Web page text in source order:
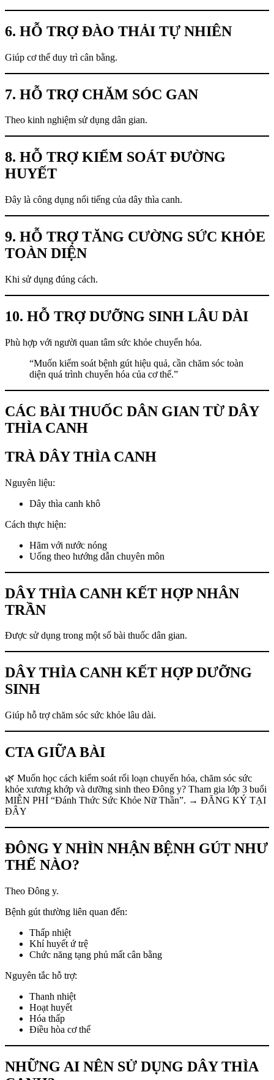
6. HỖ TRỢ ĐÀO THẢI TỰ NHIÊN
Giúp cơ thể duy trì cân bằng.
7. HỖ TRỢ CHĂM SÓC GAN
Theo kinh nghiệm sử dụng dân gian.
8. HỖ TRỢ KIỂM SOÁT ĐƯỜNG
HUYẾT
Đây là công dụng nổi tiếng của dây thìa canh.
9. HỖ TRỢ TĂNG CƯỜNG SỨC KHỎE
TOÀN DIỆN
Khi sử dụng đúng cách.
10. HỖ TRỢ DƯỠNG SINH LÂU DÀI
Phù hợp với người quan tâm sức khỏe chuyển hóa.
“Muốn kiểm soát bệnh gút hiệu quả, cần chăm sóc toàn
diện quá trình chuyển hóa của cơ thể.”
CÁC BÀI THUỐC DÂN GIAN TỪ DÂY
THÌA CANH
TRÀ DÂY THÌA CANH
Nguyên liệu:
Dây thìa canh khô
Cách thực hiện:
Hãm với nước nóng
Uống theo hướng dẫn chuyên môn
DÂY THÌA CANH KẾT HỢP NHÂN
TRẦN
Được sử dụng trong một số bài thuốc dân gian.
DÂY THÌA CANH KẾT HỢP DƯỠNG
SINH
Giúp hỗ trợ chăm sóc sức khỏe lâu dài.
CTA GIỮA BÀI
🌿 Muốn học cách kiểm soát rối loạn chuyển hóa, chăm sóc sức
khỏe xương khớp và dưỡng sinh theo Đông y? Tham gia lớp 3 buổi
MIỄN PHÍ “Đánh Thức Sức Khỏe Nữ Thần”. → ĐĂNG KÝ TẠI
ĐÂY
ĐÔNG Y NHÌN NHẬN BỆNH GÚT NHƯ
THẾ NÀO?
Theo Đông y.
Bệnh gút thường liên quan đến:
Thấp nhiệt
Khí huyết ứ trệ
Chức năng tạng phủ mất cân bằng
Nguyên tắc hỗ trợ:
Thanh nhiệt
Hoạt huyết
Hóa thấp
Điều hòa cơ thể
NHỮNG AI NÊN SỬ DỤNG DÂY THÌA